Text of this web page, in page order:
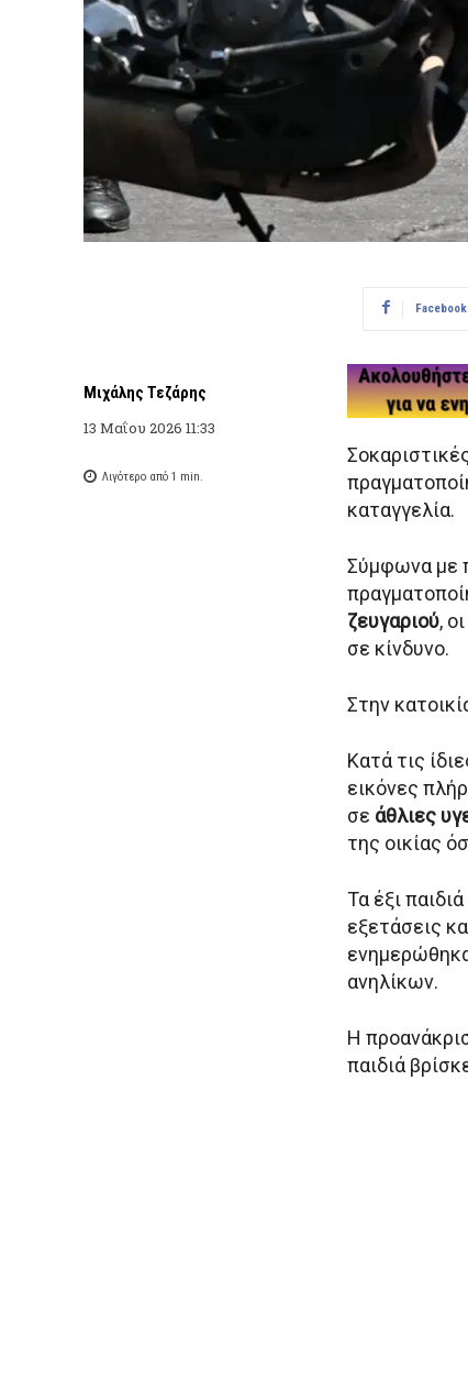
Μιχάλης Τεζάρης
13 Μαΐου 2026 11:33
Λιγότερο από 1 min.
Facebook
καταγγελία.
Σύμφωνα με
ζευγαριού,
σε κίνδυνο.
Στην
Κατά τις
εικόνες
σε άθλιες
της οικίας
Τα έξι παιδιά
εξετάσεις
ανηλίκων.
Η
παιδιά